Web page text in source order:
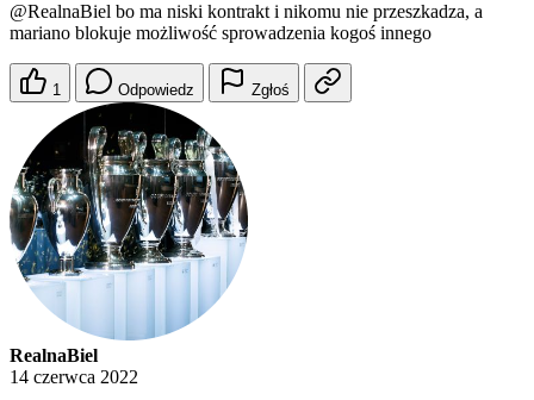
@RealnaBiel bo ma niski kontrakt i nikomu nie przeszkadza, a
mariano blokuje możliwość sprowadzenia kogoś innego
1 Odpowiedz Zgłoś
RealnaBiel
14 czerwca 2022